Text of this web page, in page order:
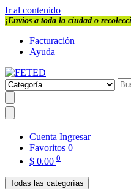
Ir al contenido
¡Envios a toda la ciudad o
Facturación
Ayuda
Cuenta Ingresar
Favoritos 0
$ 0.00 0
Todas las categorías